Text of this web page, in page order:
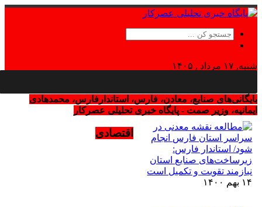
شنبه, ۱۷ مرداد , ۱۴۰۵
بایگانی‌های صنایع، معادن، فارس، استاندارفارس، محمدهادی
ایمانیه، وزیر صمت - پایگاه خبری تحلیلی عصرکار
۱۴ بهم ۱۴۰۰
اقتصادی